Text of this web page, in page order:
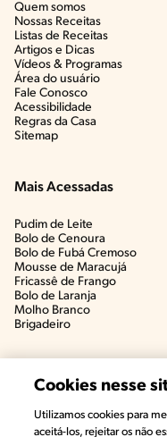
Quem somos
Nossas Receitas
Listas de Receitas​
Artigos e Dicas​
Vídeos & Programas​
Área do usuário
Fale Conosco
Acessibilidade
Regras da Casa
Sitemap
Mais Acessadas
Pudim de Leite
Bolo de Cenoura
Bolo de Fubá Cremoso
Mousse de Maracujá
Fricassê de Frango
Bolo de Laranja
Molho Branco
Brigadeiro
Cookies nesse
Utilizamos cookies para
aceitá-los, rejeitar os não